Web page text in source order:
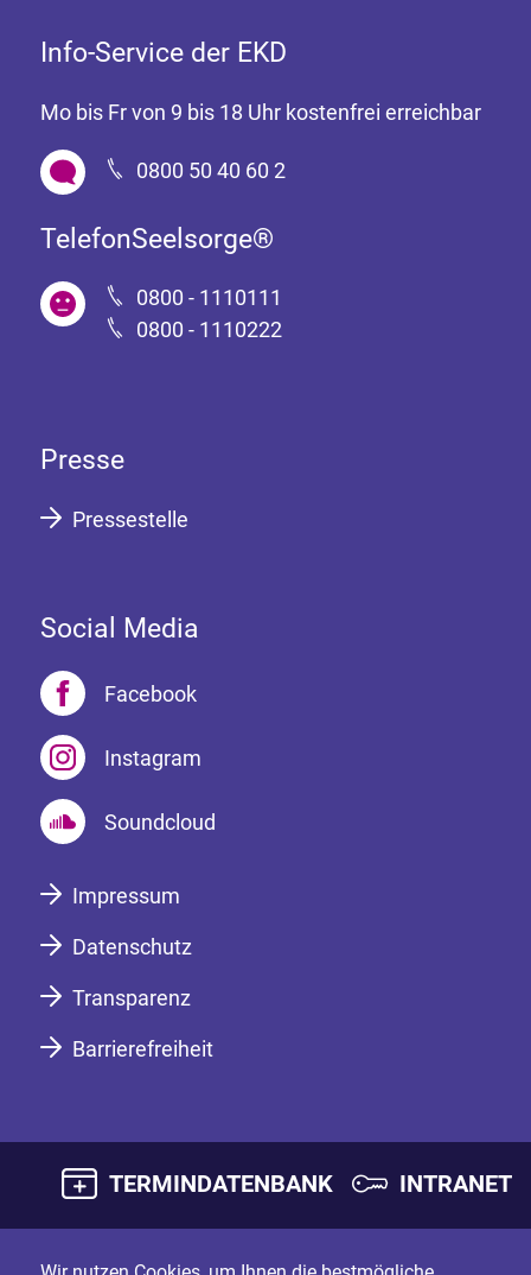
Info-Service der EKD
Mo bis Fr von 9 bis 18 Uhr kostenfrei erreichbar
0800 50 40 60 2
TelefonSeelsorge®
0800 - 1110111
0800 - 1110222
Presse
Pressestelle
Social Media
Facebook
Instagram
Soundcloud
Impressum
Datenschutz
Transparenz
Barrierefreiheit
TERMINDATENBANK INTRANET